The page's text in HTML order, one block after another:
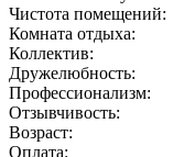
Чистота помещений:
Комната отдыха:
Коллектив:
Дружелюбность:
Профессионализм:
Отзывчивость:
Возраст:
Оплата: